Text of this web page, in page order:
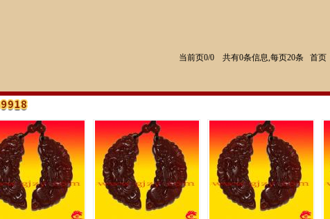
当前页0/0 共有0条信息,每页20条 首页